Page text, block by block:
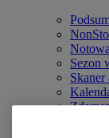
Sezon
Skaner